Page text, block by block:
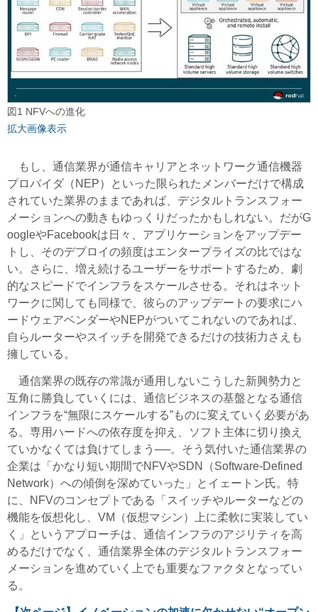
図1 NFVへの進化
拡大画像表示
もし、通信業界が通信キャリアとネットワーク通信機器
プロバイダ（NEP）といった限られたメンバーだけで構成
されていた業界のままであれば、デジタルトランスフォー
メーションへの動きもゆっくりだったかもしれない。だがG
oogleやFacebookは日々、アプリケーションをアップデー
トし、そのデプロイの頻度はエンタープライズの比ではな
い。さらに、増え続けるユーザーをサポートするため、劇
的なスピードでインフラをスケールさせる。それはネット
ワークに関しても同様で、彼らのアップデートの要求にハ
ードウェアベンダーやNEPがついてこれないのであれば、
自らルーターやスイッチを開発できるだけの技術力さえも
擁している。
通信業界の既存の常識が通用しないこうした新興勢力と
互角に勝負していくには、通信ビジネスの基盤となる通信
インフラを“無限にスケールする”ものに変えていく必要があ
る。専用ハードへの依存度を抑え、ソフト主体に切り換え
ていかなくては負けてしまう──。そう気付いた通信業界の
企業は「かなり短い期間でNFVやSDN（Software-Defined
Network）への傾倒を深めていった」とイェートン氏。特
に、NFVのコンセプトである「スイッチやルーターなどの
機能を仮想化し、VM（仮想マシン）上に柔軟に実装してい
く」というアプローチは、通信インフラのアジリティを高
めるだけでなく、通信業界全体のデジタルトランスフォー
メーションを進めていく上でも重要なファクタとなってい
る。